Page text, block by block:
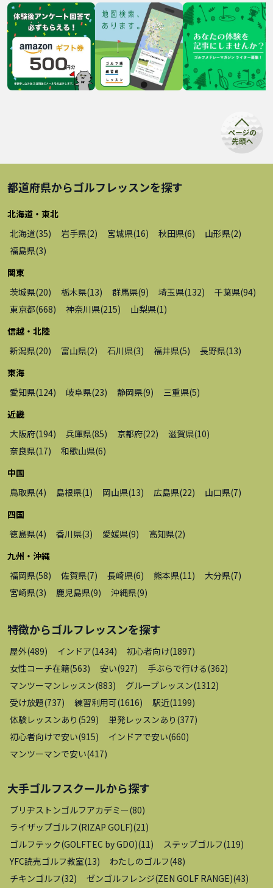
都道府県からゴルフレッスンを探す
北海道・東北
北海道(35) 岩手県(2) 宮城県(16) 秋田県(6) 山形県(2)
福島県(3)
関東
茨城県(20) 栃木県(13) 群馬県(9) 埼玉県(132) 千葉県(94)
東京都(668) 神奈川県(215) 山梨県(1 )
信越・北陸
新潟県(20) 富山県(2) 石川県(3) 福井県(5) 長野県(13)
東海
愛知県(124) 岐阜県(23) 静岡県(9) 三重県(5)
近畿
大阪府(194) 兵庫県(85) 京都府(22) 滋賀県(10)
奈良県(17) 和歌山県(6)
中国
鳥取県(4) 島根県(1 ) 岡山県(13) 広島県(22) 山口県(7)
四国
徳島県(4) 香川県(3) 愛媛県(9) 高知県(2)
九州・沖縄
福岡県(58) 佐賀県(7) 長崎県(6) 熊本県(11 ) 大分県(7)
宮崎県(3) 鹿児島県(9) 沖縄県(9)
特徴からゴルフレッスンを探す
屋外(489) インドア(1434) 初心者向け(1897)
女性コーチ在籍(563) 安い(927) 手ぶらで行ける(362)
マンツーマンレッスン(883) グループレッスン(1312)
受け放題(737) 練習利用可(1616) 駅近(1199)
体験レッスンあり (529) 単発レッスンあり (377)
初心者向けで安い(915) インドアで安い(660)
マンツーマンで安い(417)
大手ゴルフスクールから探す
ブリヂストンゴルフアカデミー(80)
ライザップゴルフ(RIZAP GOLF)(21 )
ゴルフテック(GOLFTEC by GDO)(11 ) ステップゴルフ(119)
YFC読売ゴルフ教室(13) わたしのゴルフ(48)
チキンゴルフ(32) ゼンゴルフレンジ(ZEN GOLF RANGE)(43)